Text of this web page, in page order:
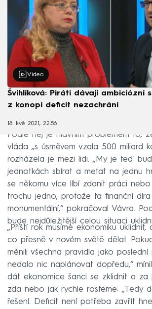
Video
Švihlíková: Piráti dávají ambiciózní
z konopí deficit nezachrání
18. kvě 2021, 22:56
Podle něj je hlavním problémem to,
vláda „s úsměvem vzala 500 miliard
rozházela je mezi lidi. „My je teď
jednotkách sbírat a metat na jednu
se někomu více líbí zdanit práci
trochu jedno, protože ta finanční díra
monumentální,“ pokračoval Vávra.
bude nejdůležitější celou situaci
„Příští rok musíme ekonomiku uklidnit,
co přesně v novém světě dělat.
měnili všechna pravidla jako poslední
nedalo nic naplánovat dopředu,“
dát ekonomice šanci se zklidnit a za
zda nebo jak rychle rosteme: „Tedy
řešení. Deficit není potřeba zavřít